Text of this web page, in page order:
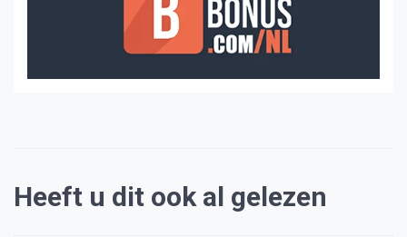
Heeft u dit ook al gelezen